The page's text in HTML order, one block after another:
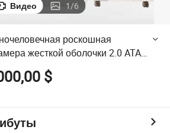
Видео 1/6
роскошная
жесткой оболочки 2.0 ATA
$